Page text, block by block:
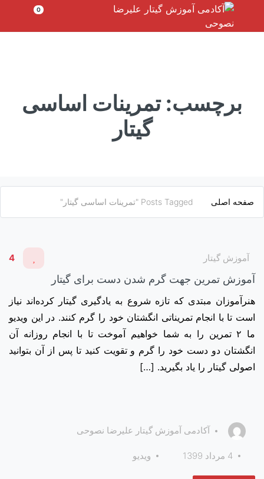
محتوا
0
برچسب:تمرینات اساسی
گیتار
صفحه اصلی Posts Tagged "تمرینات اساسی گیتار"
آموزش گیتار 4
آموزش تمرین جهت گرم شدن دست برای گیتار
هنرآموزان مبتدی که تازه شروع به یادگیری گیتار کرده‌اند نیاز
است تا با انجام تمریناتی انگشتان خود را گرم کنند. در این ویدیو
ما ۲ تمرین را به شما خواهیم آموخت تا با انجام روزانه آن
انگشتان دو دست خود را گرم و تقویت کنید تا پس از آن بتوانید
اصولی گیتار را یاد بگیرید. […]
آکادمی آموزش گیتار علیرضا نصوحی
4 مرداد 1399 ویدیو